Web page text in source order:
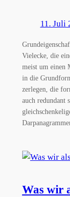
11. Juli
Vielecke, die
meist um einen
in die
zerlegen, die
auch redundant
Was wir